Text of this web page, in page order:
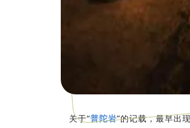
关于“普陀岩”的记载，最早出